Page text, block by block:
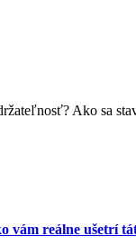
Ako sa
vám reálne ušetrí